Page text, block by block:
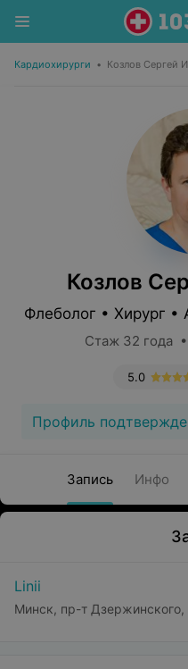
Кардиохирурги • Козлов Сергей
Козлов
Флеболог • Хирург •
Стаж 32 года
5.0
Профиль
Запись Инфо
Linii
Минск, пр-т Дзержинского,